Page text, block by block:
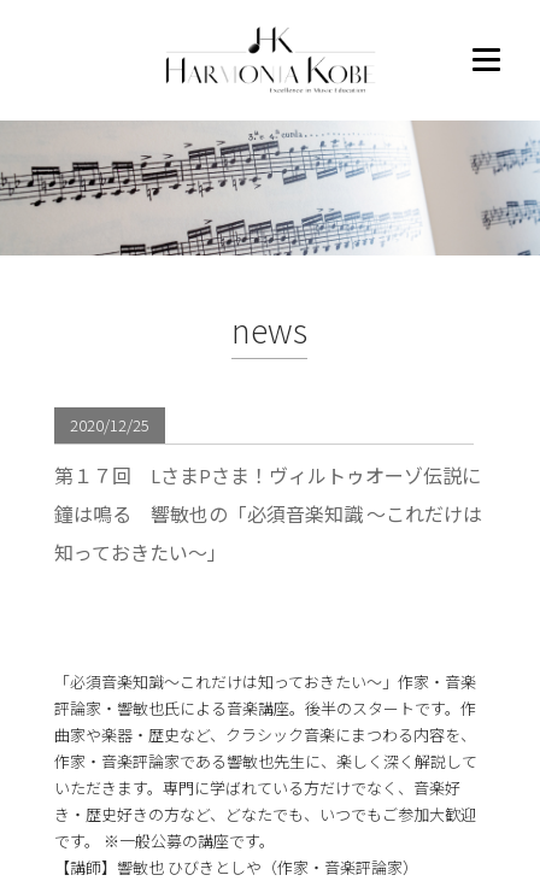
news
2020/12/25
第１７回 LさまPさま！ヴィルトゥオーゾ伝説に
鐘は鳴る 響敏也の「必須音楽知識 〜これだけは
知っておきたい〜」
「必須音楽知識〜これだけは知っておきたい〜」作家・音楽
評論家・響敏也氏による音楽講座。後半のスタートです。作
曲家や楽器・歴史など、クラシック音楽にまつわる内容を、
作家・音楽評論家である響敏也先生に、楽しく深く解説して
いただきます。専門に学ばれている方だけでなく、音楽好
き・歴史好きの方など、どなたでも、いつでもご参加大歓迎
です。 ※一般公募の講座です。
【講師】響敏也 ひびきとしや（作家・音楽評論家）